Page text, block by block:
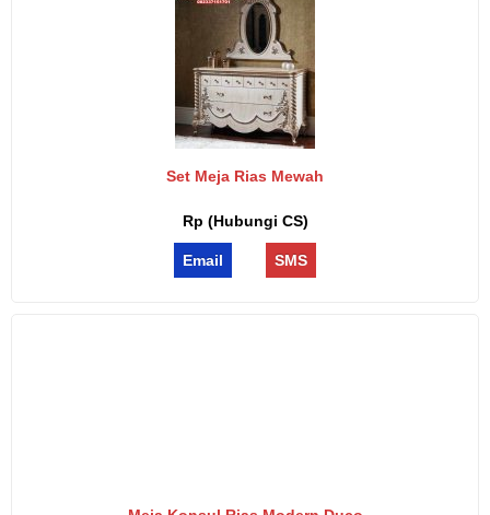
Set Meja Rias Mewah
Rp (Hubungi CS)
Email SMS